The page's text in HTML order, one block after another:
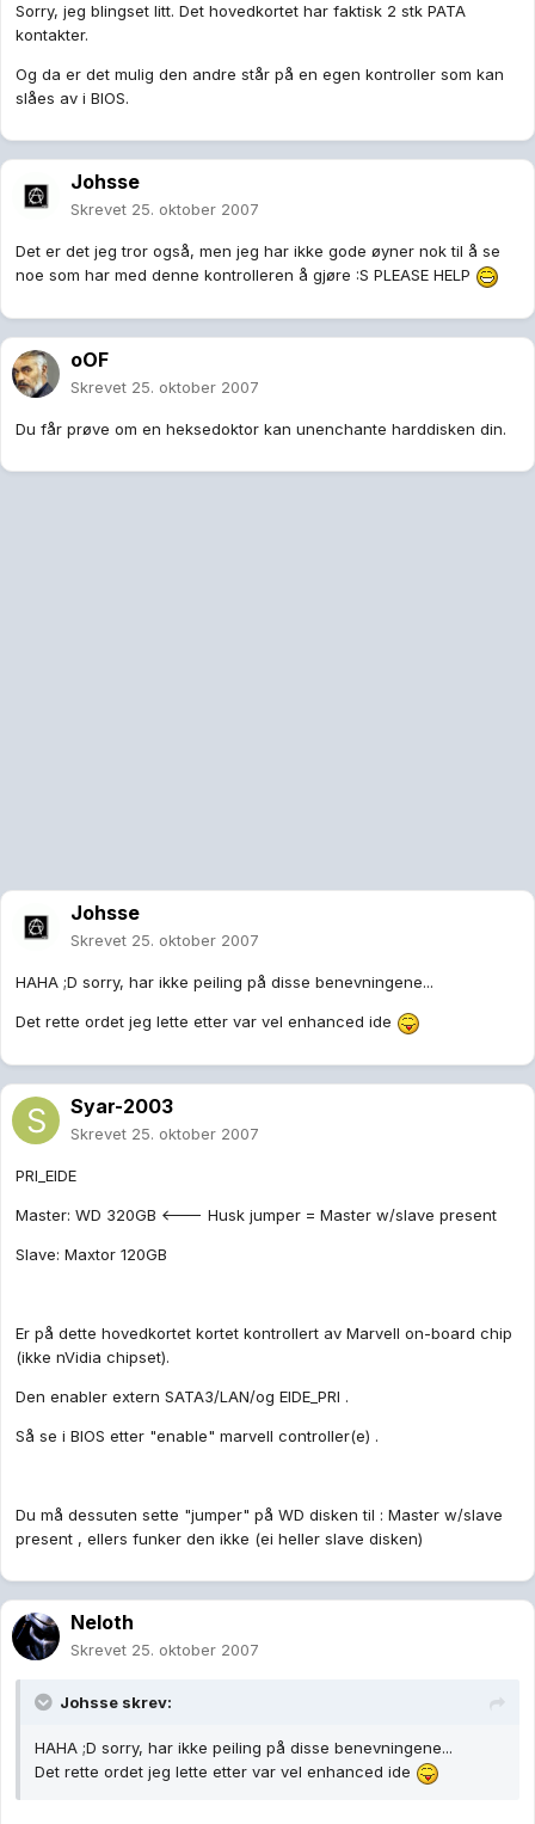
Sorry, jeg blingset litt. Det hovedkortet har faktisk 2 stk PATA
kontakter.
Og da er det mulig den andre står på en egen kontroller som kan
slåes av i BIOS.
Johsse
Skrevet 25. oktober 2007
Det er det jeg tror også, men jeg har ikke gode øyner nok til å se
noe som har med denne kontrolleren å gjøre :S PLEASE HELP
oOF
Skrevet 25. oktober 2007
Du får prøve om en heksedoktor kan unenchante harddisken din.
Johsse
Skrevet 25. oktober 2007
HAHA ;D sorry, har ikke peiling på disse benevningene...
Det rette ordet jeg lette etter var vel enhanced ide
Syar-2003
Skrevet 25. oktober 2007
PRI_EIDE
Master: WD 320GB <--- Husk jumper = Master w/slave present
Slave: Maxtor 120GB
Er på dette hovedkortet kortet kontrollert av Marvell on-board chip
(ikke nVidia chipset).
Den enabler extern SATA3/LAN/og EIDE_PRI .
Så se i BIOS etter "enable" marvell controller(e) .
Du må dessuten sette "jumper" på WD disken til : Master w/slave
present , ellers funker den ikke (ei heller slave disken)
Neloth
Skrevet 25. oktober 2007
Johsse skrev:
HAHA ;D sorry, har ikke peiling på disse benevningene...
Det rette ordet jeg lette etter var vel enhanced ide